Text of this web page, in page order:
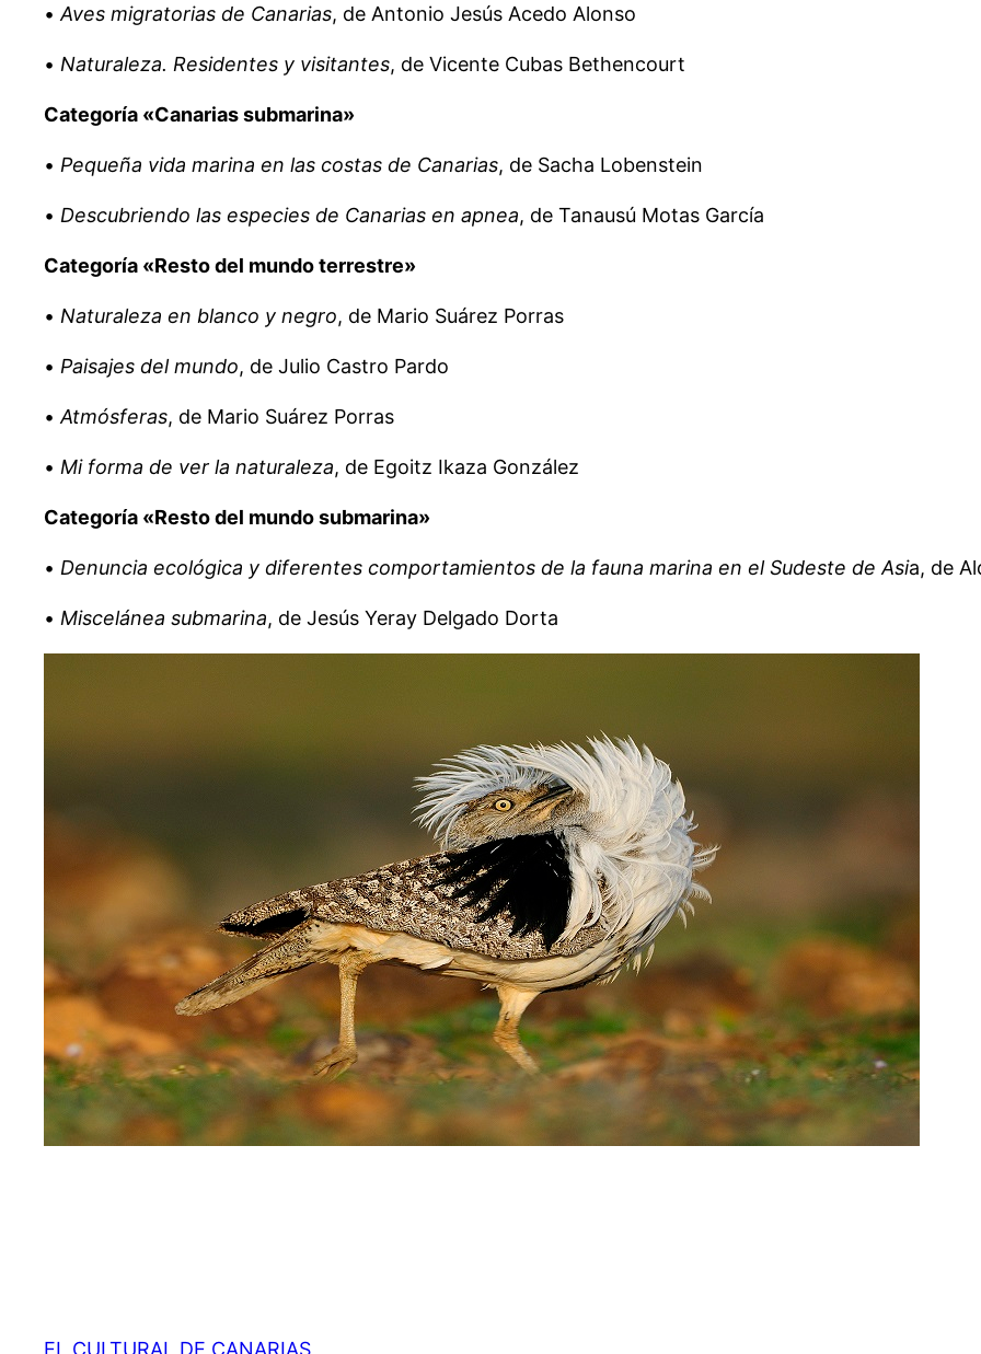
• Aves migratorias de Canarias, de Antonio Jesús Acedo Alonso
• Naturaleza. Residentes y visitantes, de Vicente Cubas Bethencourt
Categoría «Canarias submarina»
• Pequeña vida marina en las costas de Canarias, de Sacha Lobenstein
• Descubriendo las especies de Canarias en apnea, de Tanausú Motas García
Categoría «Resto del mundo terrestre»
• Naturaleza en blanco y negro, de Mario Suárez Porras
• Paisajes del mundo, de Julio Castro Pardo
• Atmósferas, de Mario Suárez Porras
• Mi forma de ver la naturaleza, de Egoitz Ikaza González
Categoría «Resto del mundo submarina»
• Denuncia ecológica y diferentes comportamientos de la fauna marina en el Sudeste de Asia, de
• Miscelánea submarina, de Jesús Yeray Delgado Dorta
EL CULTURAL DE CANARIAS